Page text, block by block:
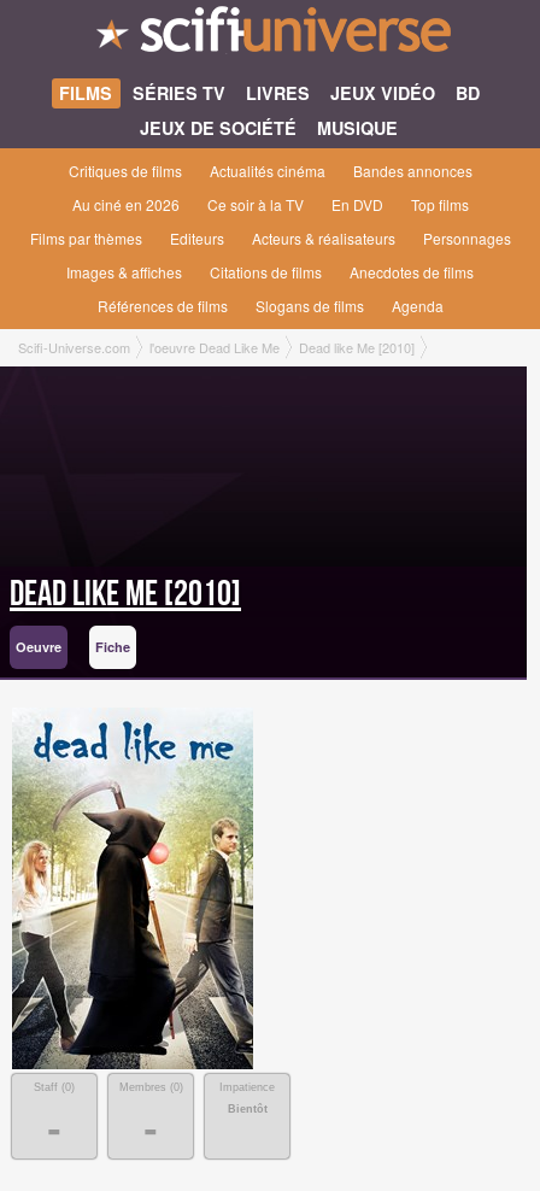
FILMS SÉRIES TV LIVRES JEUX VIDÉO
BD
JEUX DE SOCIÉTÉ
MUSIQUE
Critiques de films Actualités cinéma
Bandes annonces
Au ciné en 2026
Ce soir à la TV En DVD
Top films
Films par thèmes
Editeurs Acteurs & réalisateurs
Personnages
Images & affiches
Citations de films
Anecdotes de films
Références de films
Slogans de films Agenda
Scifi-Universe.com l'oeuvre Dead Like Me Dead like Me [2010]
Dead like Me [2010]
Oeuvre Fiche
Staff (0)
-
Membres (0)
-
Impatience
Bientôt